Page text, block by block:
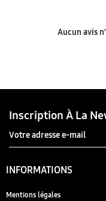
Aucun avis
Inscription À La
INFORMATIONS
Mentions légales